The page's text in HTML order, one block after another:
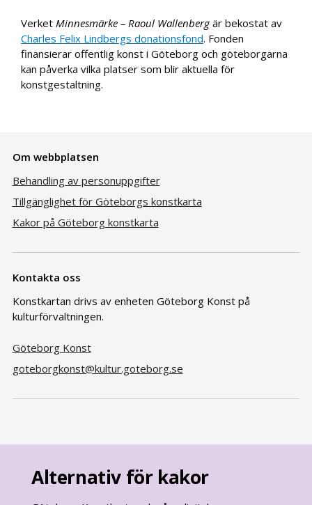
Verket Minnesmärke – Raoul Wallenbergär bekostat av
Charles Felix Lindbergs donationsfond. Fonden
finansierar offentlig konst i Göteborg och göteborgarna
kan påverka vilka platser som blir aktuella för
konstgestaltning.
Om webbplatsen
Behandling av personuppgifter
Tillgänglighet för Göteborgs konstkarta
Kakor på Göteborg konstkarta
Kontakta oss
Konstkartan drivs av enheten Göteborg Konst på
kulturförvaltningen.
Göteborg Konst
goteborgkonst@kultur.goteborg.se
Alternativ för kakor